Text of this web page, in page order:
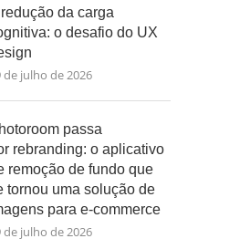
da carga
o desafio do UX
de julho de 2026
passa
rebranding: o aplicativo
remoção de fundo que
tornou uma solução de
para e-commerce
de julho de 2026